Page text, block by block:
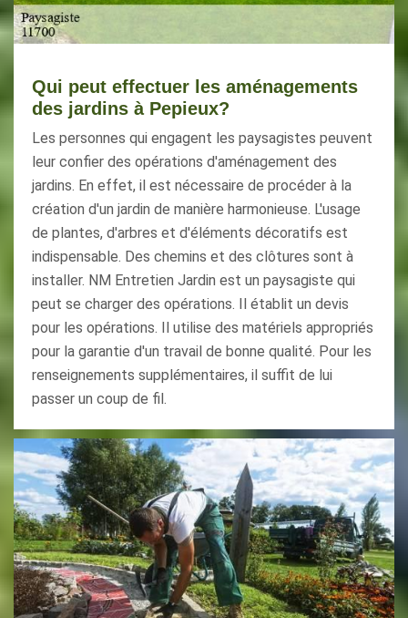
Qui peut effectuer les aménagements
des jardins à Pepieux?
Les personnes qui engagent les paysagistes peuvent
leur confier des opérations d'aménagement des
jardins. En effet, il est nécessaire de procéder à la
création d'un jardin de manière harmonieuse. L'usage
de plantes, d'arbres et d'éléments décoratifs est
indispensable. Des chemins et des clôtures sont à
installer. NM Entretien Jardin est un paysagiste qui
peut se charger des opérations. Il établit un devis
pour les opérations. Il utilise des matériels appropriés
pour la garantie d'un travail de bonne qualité. Pour les
renseignements supplémentaires, il suffit de lui
passer un coup de fil.